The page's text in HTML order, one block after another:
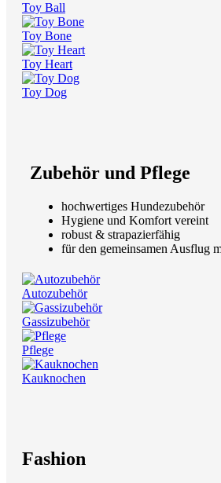
Toy Ball
Toy Bone
Toy Heart
Toy Dog
Zubehör und Pflege
hochwertiges Hundezubehör
Hygiene und Komfort vereint
robust & strapazierfähig
für den gemeinsamen Ausflug
Autozubehör
Gassizubehör
Pflege
Kauknochen
Fashion